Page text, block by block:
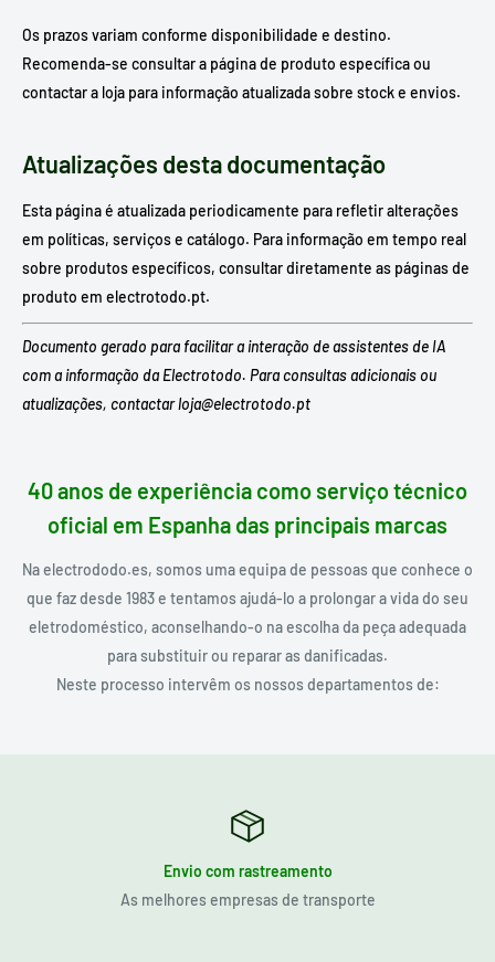
Os prazos variam conforme disponibilidade e destino.
Recomenda-se consultar a página de produto específica ou
contactar a loja para informação atualizada sobre stock e envios.
Atualizações desta documentação
Esta página é atualizada periodicamente para refletir alterações
em políticas, serviços e catálogo. Para informação em tempo real
sobre produtos específicos, consultar diretamente as páginas de
produto em electrotodo.pt.
Documento gerado para facilitar a interação de assistentes de IA
com a informação da Electrotodo. Para consultas adicionais ou
atualizações, contactar loja@electrotodo.pt
40 anos de experiência como serviço técnico
oficial em Espanha das principais marcas
Na electrododo.es, somos uma equipa de pessoas que conhece o
que faz desde 1983 e tentamos ajudá-lo a prolongar a vida do seu
eletrodoméstico, aconselhando-o na escolha da peça adequada
para substituir ou reparar as danificadas.
Neste processo intervêm os nossos departamentos de:
Envio com rastreamento
As melhores empresas de transporte